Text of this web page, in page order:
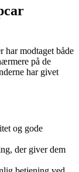
har modtaget både
på de
har givet
og gode
der giver dem